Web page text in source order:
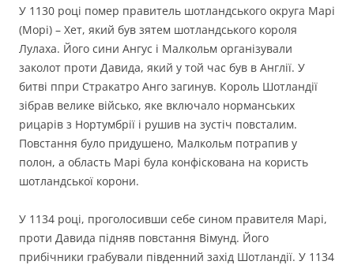
У 1130 році помер правитель шотландського округа Марі
(Морі) – Хет, який був зятем шотландського короля
Лулаха. Його сини Ангус і Малкольм організували
заколот проти Давида, який у той час був в Англії. У
битві ппри Стракатро Анго загинув. Король Шотландії
зібрав велике військо, яке включало норманських
рицарів з Нортумбрії і рушив на зустіч повсталим.
Повстання було придушено, Малкольм потрапив у
полон, а область Марі була конфіскована на користь
шотландської корони.
У 1134 році, проголосивши себе сином правителя Марі,
проти Давида підняв повстання Вімунд. Його
прибічники грабували південний захід Шотландії. У 1134